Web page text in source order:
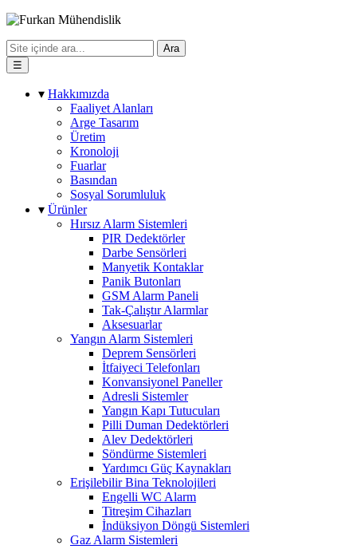
Ara
☰
▾ Hakkımızda
Faaliyet Alanları
Arge Tasarım
Üretim
Kronoloji
Fuarlar
Basından
Sosyal Sorumluluk
▾ Ürünler
Hırsız Alarm Sistemleri
PIR Dedektörler
Darbe Sensörleri
Manyetik Kontaklar
Panik Butonları
GSM Alarm Paneli
Tak-Çalıştır Alarmlar
Aksesuarlar
Yangın Alarm Sistemleri
Deprem Sensörleri
İtfaiyeci Telefonları
Konvansiyonel Paneller
Adresli Sistemler
Yangın Kapı Tutucuları
Pilli Duman Dedektörleri
Alev Dedektörleri
Söndürme Sistemleri
Yardımcı Güç Kaynakları
Erişilebilir Bina Teknolojileri
Engelli WC Alarm
Titreşim Cihazları
İndüksiyon Döngü Sistemleri
Gaz Alarm Sistemleri